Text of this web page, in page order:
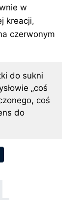
w
kreacji,
czerwonym
do sukni
„coś
coś
do